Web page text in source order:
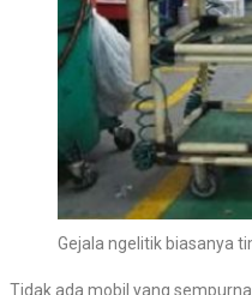
Gejala ngelitik biasanya
Tidak ada mobil yang